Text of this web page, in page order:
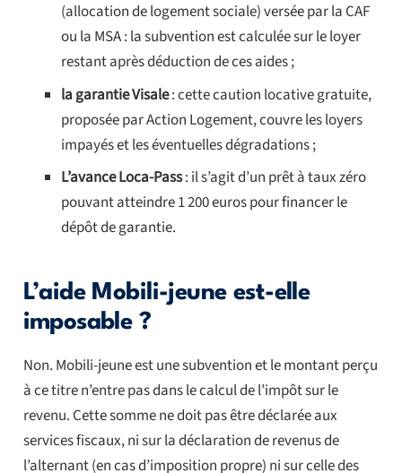
(allocation de logement sociale) versée par la CAF
ou la MSA : la subvention est calculée sur le loyer
restant après déduction de ces aides ;
la garantie Visale: cette caution locative gratuite,
proposée par Action Logement, couvre les loyers
impayés et les éventuelles dégradations ;
L’avance Loca-Pass: il s’agit d’un prêt à taux zéro
pouvant atteindre 1 200 euros pour financer le
dépôt de garantie.
L’aide Mobili-jeune est-elle
imposable ?
Non. Mobili-jeune est une subvention et le montant perçu
à ce titre n’entre pas dans le calcul de l’impôt sur le
revenu. Cette somme ne doit pas être déclarée aux
services fiscaux, ni sur la déclaration de revenus de
l’alternant (en cas d’imposition propre) ni sur celle des